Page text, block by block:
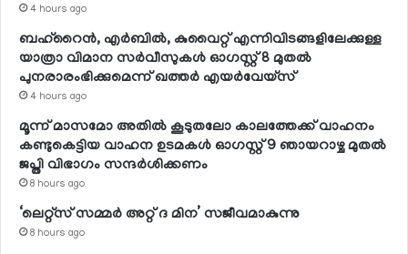
4 hours ago
ബഹ്റൈന്‍, എര്‍ബില്‍, കുവൈറ്റ് എന്നിവിടങ്ങളിലേക്കുള്ള
യാത്രാ വിമാന സര്‍വീസുകള്‍ ഓഗസ്റ്റ് 8 മുതല്‍
പുനരാരംഭിക്കുമെന്ന് ഖത്തര്‍ എയര്‍വേയ്സ്
4 hours ago
മൂന്ന് മാസമോ അതില്‍ കൂടുതലോ കാലത്തേക്ക് വാഹനം
കണ്ടുകെട്ടിയ വാഹന ഉടമകള്‍ ഓഗസ്റ്റ് 9 ഞായറാഴ്ച മുതല്‍
ജപ്തി വിഭാഗം സന്ദര്‍ശിക്കണം
8 hours ago
‘ലെറ്റ്‌സ് സമ്മര്‍ അറ്റ് ദ മിന’ സജീവമാകുന്നു
8 hours ago